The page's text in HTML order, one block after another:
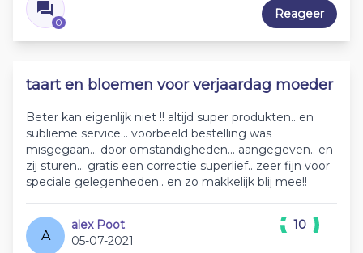
0
Reageer
taart en bloemen voor verjaardag moeder
Beter kan eigenlijk niet !! altijd super produkten.. en
sublieme service... voorbeeld bestelling was
misgegaan... door omstandigheden... aangegeven.. en
zij sturen... gratis een correctie superlief.. zeer fijn voor
speciale gelegenheden.. en zo makkelijk blij mee!!
A
alex Poot
05-07-2021
10